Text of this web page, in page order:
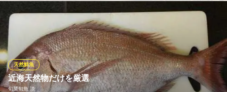
ＪＲ東西線北新地駅11-23番出口 徒歩2分
大阪府大阪市北区曽根崎新地1-2-10 キャノンプラザビル2F
（10月～5月）4ｋg程の大きな天然とらふぐを、専門店ならでは
の多彩な魅せ方でご提供。 素材にこだわる当店が工夫を凝らして
創り上げるふぐのコースは、鍋や網焼きをはじめとする、素材本
来の豊かな味わいを活かした逸品揃い。ふぐを捌き暫く寝かせて
から、美味しくお召し上がり頂ける絶妙なタイミングでご提供致
します。
近海天然物だけを厳選
旬菜旬魚 淡
天然鮮魚